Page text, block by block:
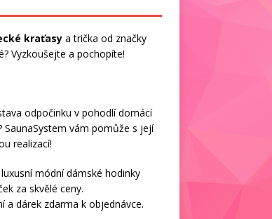
kraťasya trička od značky
Vyzkoušejte a pochopíte!
odpočinku v pohodlí domácí
SaunaSystem vám pomůže s její
realizací!
módnídámské hodinky
za skvělé ceny.
a dárek zdarma k objednávce.